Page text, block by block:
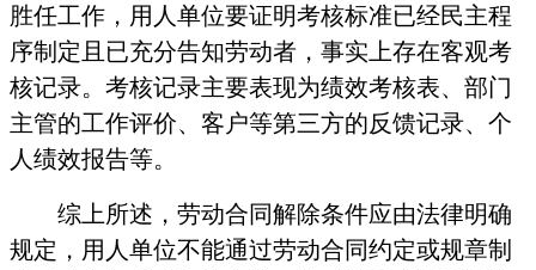
胜任工作，用人单位要证明考核标准已经民主程
序制定且已充分告知劳动者，事实上存在客观考
核记录。考核记录主要表现为绩效考核表、部门
主管的工作评价、客户等第三方的反馈记录、个
人绩效报告等。
综上所述，劳动合同解除条件应由法律明确
规定，用人单位不能通过劳动合同约定或规章制